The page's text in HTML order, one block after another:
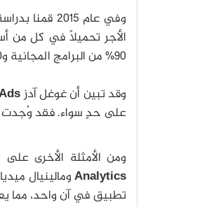
وفي عام
الأجر تحميلًا في كل من
90% من البرامج المجانية و60% من البرامج المدفوعة الأجر في متجر غوغل تحتوي على متعقبات برمجية ضمنها.
وقد تبين أن غوغل آدز
على حدٍ سواء. فقد وُجدت فيما يزيد عن
ومن الأمثلة الأخرى
Analyticsومالينيال
تطبيق في آن واحد، مما